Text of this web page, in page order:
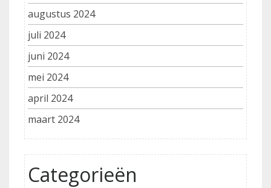
augustus 2024
juli 2024
juni 2024
mei 2024
april 2024
maart 2024
Categorieën